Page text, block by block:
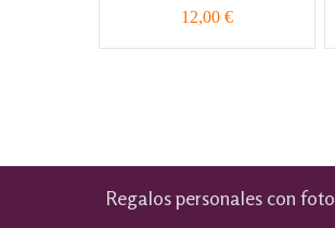
12,00 €
Regalos personales con foto